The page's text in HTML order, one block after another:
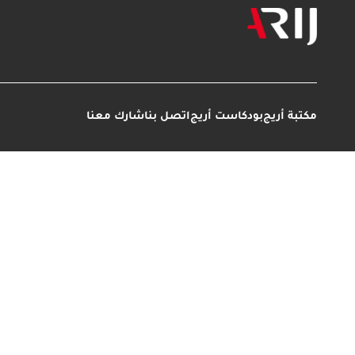
مكتبة أريجبودكاست أريجاتصل بناشارك معنا